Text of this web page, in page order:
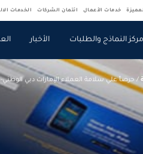
خدمات الأعمال ائتمان الشركات الخدمات
مركز النماذج والطلبات الأخبار
/ حرصاً علي سلامة العملاء الإمارات دبي